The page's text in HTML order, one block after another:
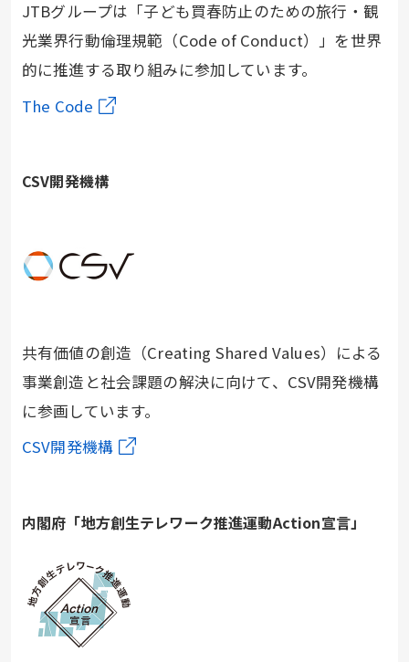
JTBグループは「子ども買春防止のための旅行・観
光業界行動倫理規範（Code of Conduct）」を世界
的に推進する取り組みに参加しています。
The Code
CSV開発機構
共有価値の創造（Creating Shared Values）による
事業創造と社会課題の解決に向けて、CSV開発機構
に参画しています。
CSV開発機構
内閣府「地方創生テレワーク推進運動Action宣言」